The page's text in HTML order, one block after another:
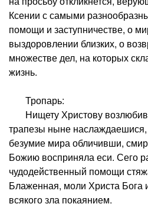
Ксении с самыми
помощи и заступничестве, о
выздоровлении близких, о
множестве дел, на которых
жизнь.
Тропарь:
Нищету Христову
трапезы ныне
безумие мира обличивши,
Божию восприняла еси. Сего
чудодейственный помощи
Блаженная, моли Христа Бога
всякого зла покаянием.